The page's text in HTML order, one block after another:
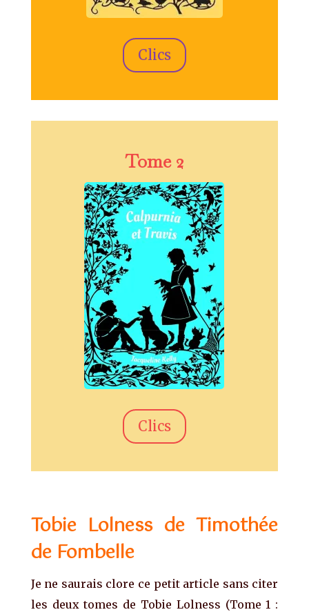
Clics
Tome 2
Clics
Tobie Lolness de Timothée
de Fombelle
Je ne saurais clore ce petit article sans citer
les deux tomes de Tobie Lolness (Tome 1 :